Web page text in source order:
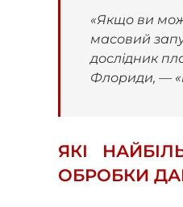
«Якщо ви
масовий
дослідник
Флориди, —
ЯКІ
ОБРОБКИ